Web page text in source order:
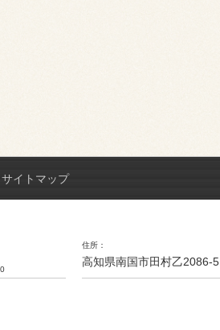
サイトマップ
住所
高知県南国市田村乙2086-5